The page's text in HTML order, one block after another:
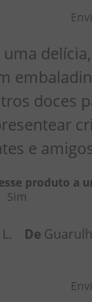
uma
doces
e
produto a
Sim
De